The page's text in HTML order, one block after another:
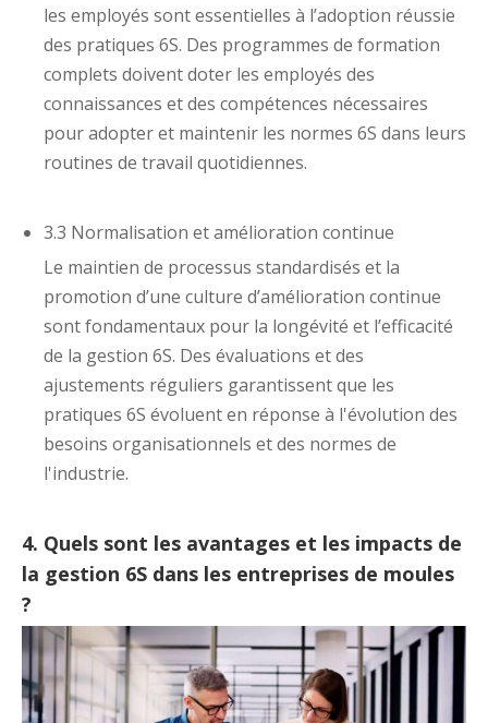
les employés sont essentielles à l’adoption réussie
des pratiques 6S. Des programmes de formation
complets doivent doter les employés des
connaissances et des compétences nécessaires
pour adopter et maintenir les normes 6S dans leurs
routines de travail quotidiennes.
3.3 Normalisation et amélioration continue
Le maintien de processus standardisés et la
promotion d’une culture d’amélioration continue
sont fondamentaux pour la longévité et l’efficacité
de la gestion 6S. Des évaluations et des
ajustements réguliers garantissent que les
pratiques 6S évoluent en réponse à l'évolution des
besoins organisationnels et des normes de
l'industrie.
4. Quels sont les avantages et les impacts de
la gestion 6S dans les entreprises de moules
?